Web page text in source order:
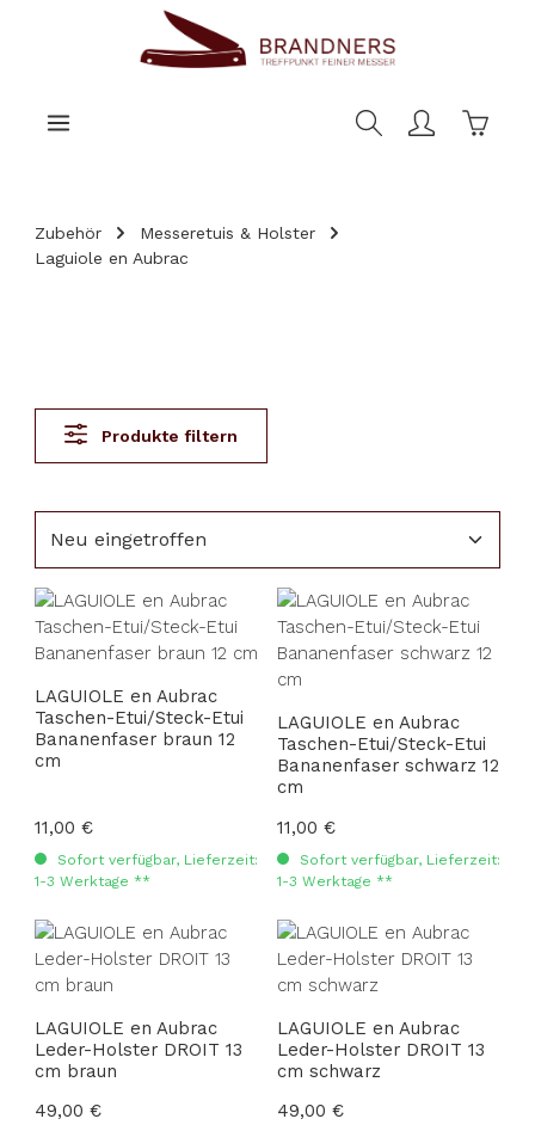
Zubehör
Messeretuis & Holster
Laguiole en Aubrac
Produkte filtern
LAGUIOLE en Aubrac
Taschen-Etui/Steck-Etui
Bananenfaser braun 12
cm
Regulärer Preis:
11,00 €
Sofort verfügbar, Lieferzeit:
1-3 Werktage **
LAGUIOLE en Aubrac
Taschen-Etui/Steck-Etui
Bananenfaser schwarz 12
cm
Regulärer Preis:
11,00 €
Sofort verfügbar, Lieferzeit:
1-3 Werktage **
LAGUIOLE en Aubrac
Leder-Holster DROIT 13
cm braun
Regulärer Preis:
49,00 €
LAGUIOLE en Aubrac
Leder-Holster DROIT 13
cm schwarz
Regulärer Preis:
49,00 €